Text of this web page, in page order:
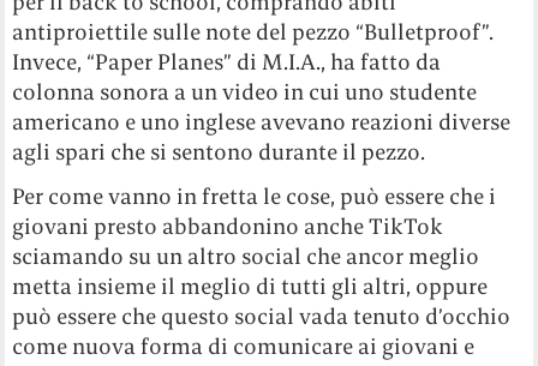
antiproiettile sulle note del pezzo “Bulletproof”.
Invece, “Paper Planes” di M.I.A., ha fatto da
colonna sonora a un video in cui uno studente
americano e uno inglese avevano reazioni diverse
agli spari che si sentono durante il pezzo.
Per come vanno in fretta le cose, può essere che i
giovani presto abbandonino anche TikTok
sciamando su un altro social che ancor meglio
metta insieme il meglio di tutti gli altri, oppure
può essere che questo social vada tenuto d’occhio
come nuova forma di comunicare ai giovani e